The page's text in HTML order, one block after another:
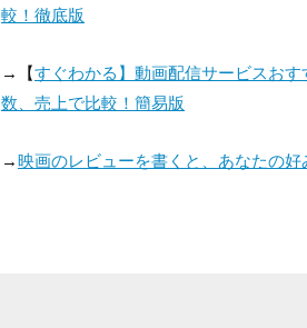
較！徹底版
→【すぐわかる】動画配信サービスお
数、売上で比較！簡易版
→映画のレビューを書くと、あなたの好